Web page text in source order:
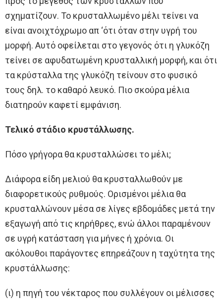
σχηματίζουν. Το κρυσταλλωμένο μέλι τείνει να
είναι ανοιχτόχρωμο απ ‘ότι όταν στην υγρή του
μορφή. Αυτό οφείλεται στο γεγονός ότι η γλυκόζη
τείνει σε αφυδατωμένη κρυσταλλική μορφή, και ότι
τα κρύσταλλα της γλυκόζη τείνουν στο φυσικό
τους δηλ. το καθαρό λευκό. Πιο σκούρα μέλια
διατηρούν καφετί εμφάνιση.
Τελικό στάδιο κρυστάλλωσης.
Πόσο γρήγορα θα κρυσταλλώσει το μέλι;
Διάφορα είδη μελιού θα κρυσταλλωθούν με
διαφορετικούς ρυθμούς. Ορισμένοι μέλια θα
κρυσταλλώνουν μέσα σε λίγες εβδομάδες μετά την
εξαγωγή από τις κηρήθρες, ενώ άλλοι παραμένουν
σε υγρή κατάσταση για μήνες ή χρόνια. Οι
ακόλουθοι παράγοντες επηρεάζουν η ταχύτητα της
κρυστάλλωσης:
(ι) η πηγή του νέκταρος που συλλέγουν οι μέλισσες